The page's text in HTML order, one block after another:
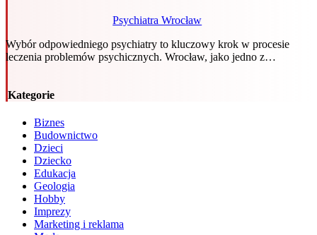
Psychiatra Wrocław
Wybór odpowiedniego psychiatry to kluczowy krok w procesie
leczenia problemów psychicznych. Wrocław, jako jedno z…
Kategorie
Biznes
Budownictwo
Dzieci
Dziecko
Edukacja
Geologia
Hobby
Imprezy
Marketing i reklama